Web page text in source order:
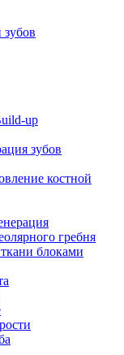
up
зубов
костной
гребня
блоками